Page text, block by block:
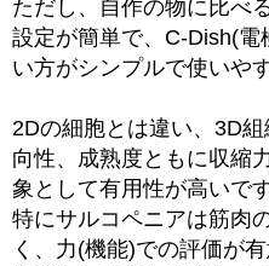
ただし、自作の物に比べ
設定が簡単で、C-Dish(電
い方がシンプルで使いや
2Dの細胞とは違い、3D
向性、成熟度ともに収縮
象として有用性が高いです
特にサルコペニアは筋肉
く、力(機能)での評価が有